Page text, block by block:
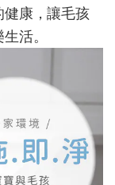
健康，讓毛孩
活。